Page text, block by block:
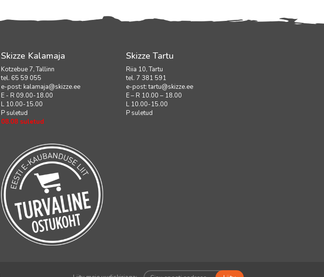
Skizze Kalamaja
Kotzebue 7, Tallinn
tel. 65 59 055
e-post: kalamaja@skizze.ee
E - R 09.00-18.00
L 10.00-15.00
P suletud
08.08 suletud
Skizze Tartu
Riia 10, Tartu
tel. 7 381 591
e-post:tartu@skizze.ee
E – R 10.00 – 18.00
L 10.00-15.00
P suletud